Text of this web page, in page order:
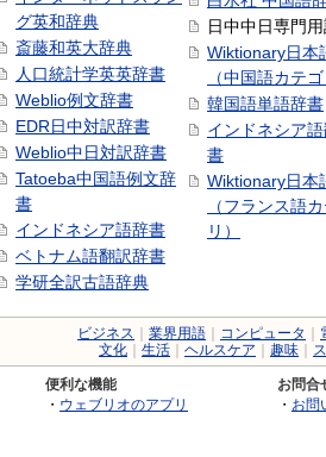
グ英和辞典
斎藤和英大辞典
人口統計学英英辞書
Weblio例文辞書
EDR日中対訳辞書
Weblio中日対訳辞書
Tatoeba中国語例文辞
書
インドネシア語辞書
ベトナム語翻訳辞書
学研全訳古語辞典
日中中日専門
Wiktionary日本
（中国語カテ
韓国語単語辞書
インドネシア
書
Wiktionary日本
（フランス語
リ）
ビジネス 業界用語 コンピュータ
文化
生活 ヘルスケア 趣味
便利な機能
・ ウェブリオのアプリ
お問合
・ お問